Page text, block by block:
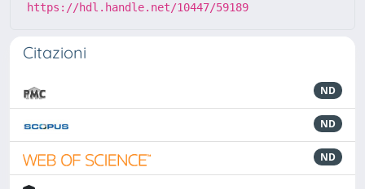
https://hdl.handle.net/10447/59189
Citazioni
ND
ND
ND